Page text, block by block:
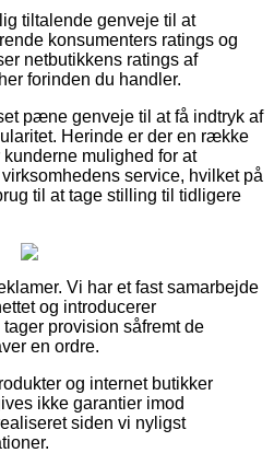
tiltalende genveje til at
konsumenters ratings og
netbutikkens ratings af
forinden du handler.
pæne genveje til at få indtryk af
Herinde er der en række
mulighed for at
service, hvilket på
til at tage stilling til tidligere
Vi har et fast samarbejde
og introducerer
provision såfremt de
en ordre.
og internet butikker
ikke garantier imod
siden vi nyligst